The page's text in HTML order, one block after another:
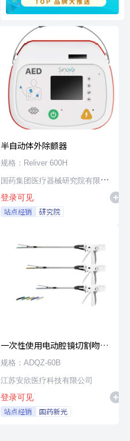
半自动体外除颤器
规格：Reliver 600H
国药集团医疗器械研究院有限公
司
登录可见
站点经销 研究院
一次性使用电动腔镜切割吻合
器及组件
规格：ADQZ-60B
江苏安欣医疗科技有限公司
登录可见
站点经销 国药新光